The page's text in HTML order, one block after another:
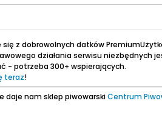
z dobrowolnych datków
działania serwisu niezbędnych
- potrzeba 300+ wspierających.
teraz!
daje nam sklep piwowarskiCentrum